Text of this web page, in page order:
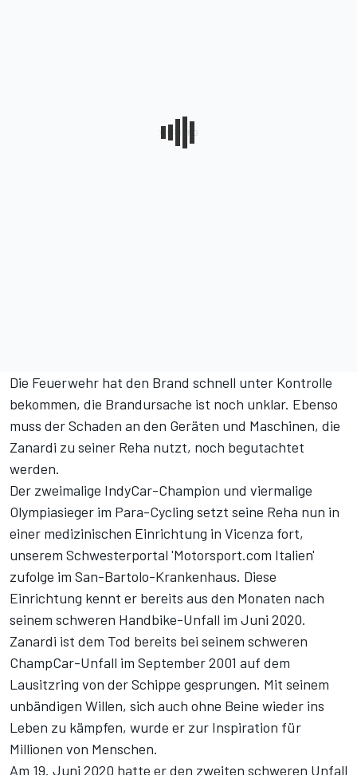
Die Feuerwehr hat den Brand schnell unter Kontrolle
bekommen, die Brandursache ist noch unklar. Ebenso
muss der Schaden an den Geräten und Maschinen, die
Zanardi zu seiner Reha nutzt, noch begutachtet
werden.
Der zweimalige IndyCar-Champion und viermalige
Olympiasieger im Para-Cycling setzt seine Reha nun in
einer medizinischen Einrichtung in Vicenza fort,
unserem Schwesterportal 'Motorsport.com Italien'
zufolge im San-Bartolo-Krankenhaus. Diese
Einrichtung kennt er bereits aus den Monaten nach
seinem schweren Handbike-Unfall im Juni 2020.
Zanardi ist dem Tod bereits bei seinem schweren
ChampCar-Unfall im September 2001 auf dem
Lausitzring von der Schippe gesprungen. Mit seinem
unbändigen Willen, sich auch ohne Beine wieder ins
Leben zu kämpfen, wurde er zur Inspiration für
Millionen von Menschen.
Am 19. Juni 2020 hatte er den zweiten schweren Unfall